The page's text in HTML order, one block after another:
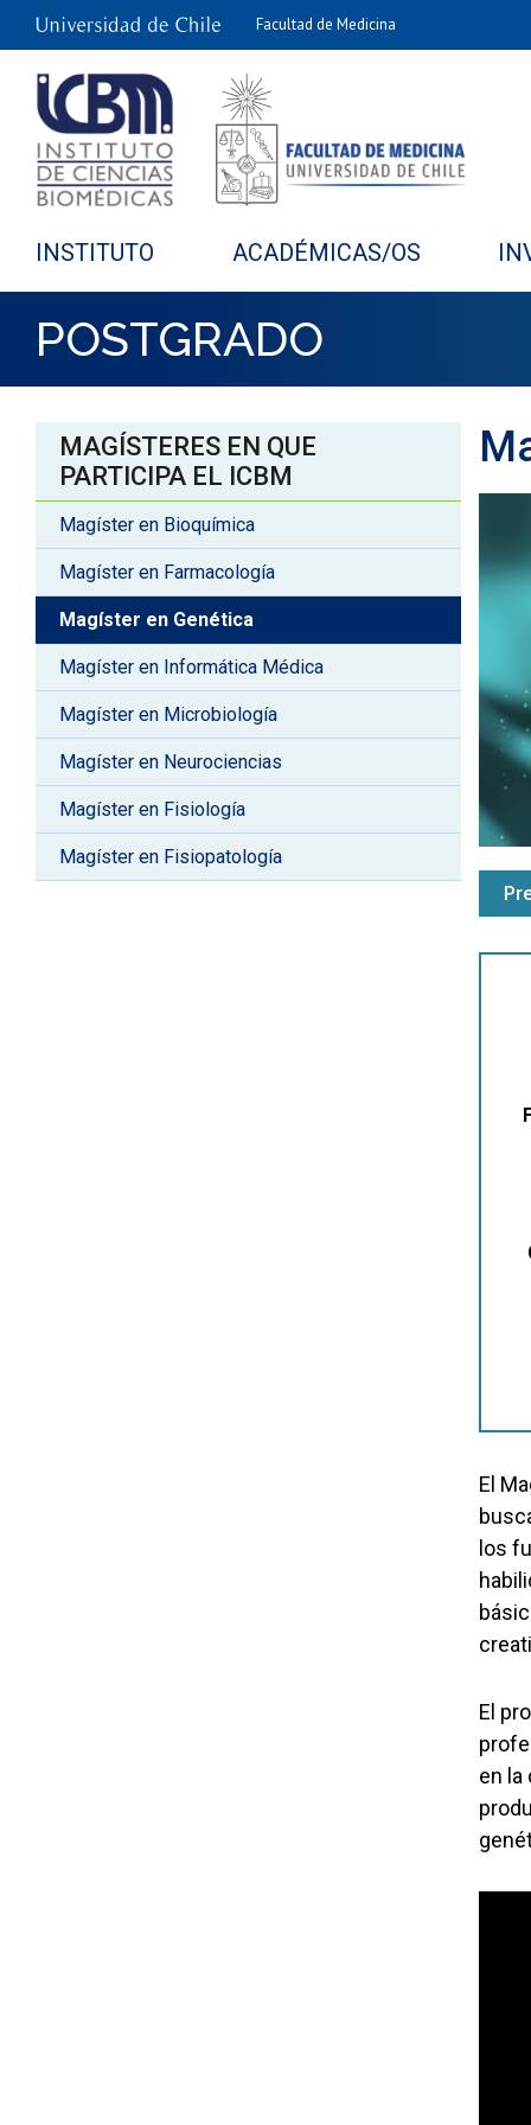
Facultad de Medicina
INSTITUTO ACADÉMICAS/OS
POSTGRADO
MAGÍSTERES EN QUE
PARTICIPA EL ICBM
Magíster en Bioquímica
Magíster en Farmacología
Magíster en Genética
Magíster en Informática Médica
Magíster en Microbiología
Magíster en Neurociencias
Magíster en Fisiología
Magíster en Fisiopatología
El
los
El
en la